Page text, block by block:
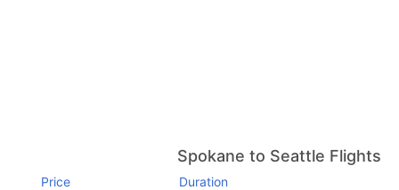
Spokane to Seattle Flights
Duration
Price